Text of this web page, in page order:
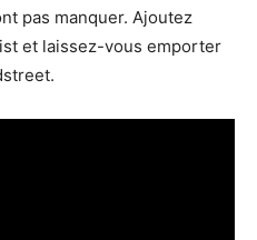
pas manquer. Ajoutez
et laissez-vous emporter